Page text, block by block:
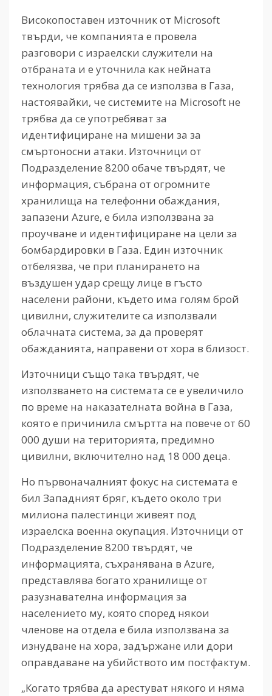
Високопоставен източник от Microsoft
твърди, че компанията е провела
разговори с израелски служители на
отбраната и е уточнила как нейната
технология трябва да се използва в Газа,
настоявайки, че системите на Microsoft не
трябва да се употребяват за
идентифициране на мишени за за
смъртоносни атаки. Източници от
Подразделение 8200 обаче твърдят, че
информация, събрана от огромните
хранилища на телефонни обаждания,
запазени Azure, е била използвана за
проучване и идентифициране на цели за
бомбардировки в Газа. Един източник
отбелязва, че при планирането на
въздушен удар срещу лице в гъсто
населени райони, където има голям брой
цивилни, служителите са използвали
облачната система, за да проверят
обажданията, направени от хора в близост.
Източници също така твърдят, че
използването на системата се е увеличило
по време на наказателната война в Газа,
която е причинила смъртта на повече от 60
000 души на територията, предимно
цивилни, включително над 18 000 деца.
Но първоначалният фокус на системата е
бил Западният бряг, където около три
милиона палестинци живеят под
израелска военна окупация. Източници от
Подразделение 8200 твърдят, че
информацията, съхранявана в Azure,
представлява богато хранилище от
разузнавателна информация за
населението му, която според някои
членове на отдела е била използвана за
изнудване на хора, задържане или дори
оправдаване на убийството им постфактум.
„Когато трябва да арестуват някого и няма